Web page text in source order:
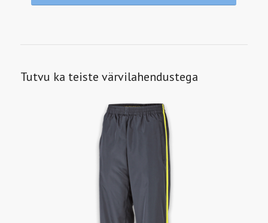
Tutvu ka teiste värvilahendustega